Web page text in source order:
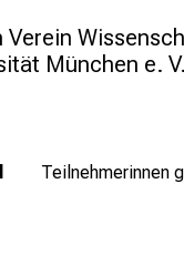
Verein
München e. V.
Teilnehmerinnen